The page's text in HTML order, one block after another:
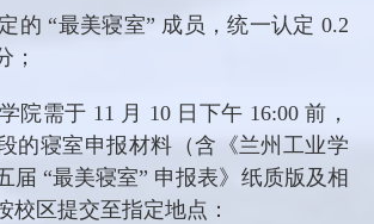
的 “最美寝室” 成员，统一认定 0.2
；
院需于 11 月 10 日下午 16:00 前，
的寝室申报材料（含《兰州工业学
届 “最美寝室” 申报表》纸质版及相
校区提交至指定地点：